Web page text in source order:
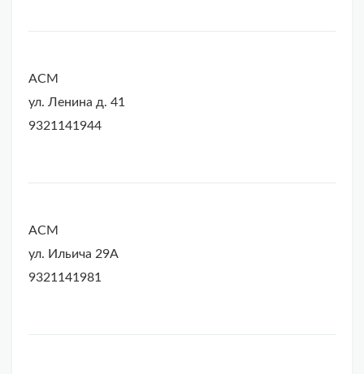
АСМ
ул. Ленина д. 41
9321141944
АСМ
ул. Ильича 29А
9321141981